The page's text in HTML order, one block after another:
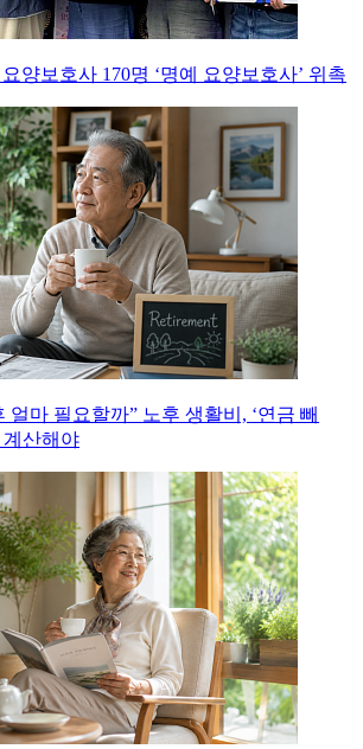
양보호사 170명 ‘명예 요양보호사’ 위촉
얼마 필요할까” 노후 생활비, ‘연금 빼
계산해야